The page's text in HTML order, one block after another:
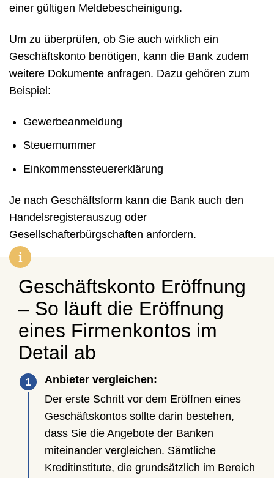
einer gültigen Meldebescheinigung.
Um zu überprüfen, ob Sie auch wirklich ein
Geschäftskonto benötigen, kann die Bank zudem
weitere Dokumente anfragen. Dazu gehören zum
Beispiel:
Gewerbeanmeldung
Steuernummer
Einkommenssteuererklärung
Je nach Geschäftsform kann die Bank auch den
Handelsregisterauszug oder
Gesellschafterbürgschaften anfordern.
Geschäftskonto Eröffnung
– So läuft die Eröffnung
eines Firmenkontos im
Detail ab
Anbieter vergleichen:
Der erste Schritt vor dem Eröffnen eines
Geschäftskontos sollte darin bestehen,
dass Sie die Angebote der Banken
miteinander vergleichen. Sämtliche
Kreditinstitute, die grundsätzlich im Bereich